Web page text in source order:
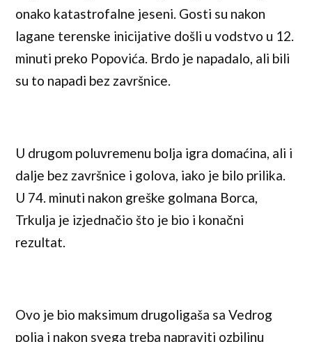
onako katastrofalne jeseni. Gosti su nakon
lagane terenske inicijative došli u vodstvo u 12.
minuti preko Popovića. Brdo je napadalo, ali bili
su to napadi bez završnice.
U drugom poluvremenu bolja igra domaćina, ali i
dalje bez završnice i golova, iako je bilo prilika.
U 74. minuti nakon greške golmana Borca,
Trkulja je izjednačio što je bio i konačni
rezultat.
Ovo je bio maksimum drugoligaša sa Vedrog
polja i nakon svega treba napraviti ozbiljnu